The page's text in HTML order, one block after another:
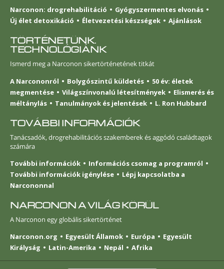
Narconon: drogrehabilitáció
Gyógyszermentes elvonás
Új élet detoxikáció
Életvezetési készségek Ajánlások
TÖRTÉNETÜNK.
TECHNOLÓGIÁNK
Ismerd meg a Narconon sikertörténetének titkát
A Narcononról
Bolygószintű küldetés
50 év: életek
megmentése
Világszínvonalú létesítmények
Elismerés és
méltánylás
Tanulmányok és jelentések L. Ron Hubbard
TOVÁBBI INFORMÁCIÓK
Tanácsadók, drogrehabilitációs szakemberek és aggódó családtagok
számára
További információk
Információs csomag a programról
További információk igénylése
Lépj kapcsolatba a
Narcononnal
NARCONON A VILÁG KÖRÜL
A Narconon egy globális sikertörténet
Narconon.org
Egyesült Államok Európa
Egyesült
Királyság
Latin-Amerika Nepál Afrika